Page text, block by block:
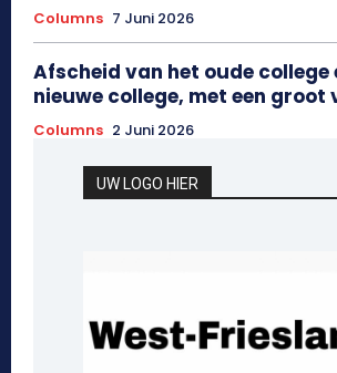
Columns 7 Juni 2026
Afscheid van het oude
nieuwe college, met een groot
Columns 2 Juni 2026
UW LOGO HIER